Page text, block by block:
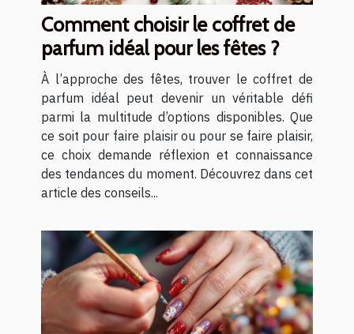
Comment choisir le coffret de
parfum idéal pour les fêtes ?
À l’approche des fêtes, trouver le coffret de
parfum idéal peut devenir un véritable défi
parmi la multitude d’options disponibles. Que
ce soit pour faire plaisir ou pour se faire plaisir,
ce choix demande réflexion et connaissance
des tendances du moment. Découvrez dans cet
article des conseils...